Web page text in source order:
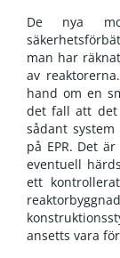
De nya
man har
av
hand om en
det fall att det
sådant
på EPR. Det
eventuell
ett
ansetts vara